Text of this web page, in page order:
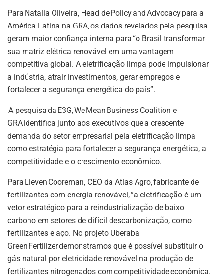
Para Natalia Oliveira, Head de Policy and Advocacy para a
América Latina na GRA, os dados revelados pela pesquisa
geram maior confiança interna para “o Brasil transformar
sua matriz elétrica renovável em uma vantagem
competitiva global. A eletrificação limpa pode impulsionar
a indústria, atrair investimentos, gerar empregos e
fortalecer a segurança energética do país”.
A pesquisa da E3G, We Mean Business Coalition e
GRA identifica junto aos executivos que a crescente
demanda do setor empresarial pela eletrificação limpa
como estratégia para fortalecer a segurança energética, a
competitividade e o crescimento econômico.
Para Lieven Cooreman, CEO da Atlas Agro, fabricante de
fertilizantes com energia renovável, ”a eletrificação é um
vetor estratégico para a reindustrialização de baixo
carbono em setores de difícil descarbonização, como
fertilizantes e aço. No projeto Uberaba
Green Fertilizer demonstramos que é possível substituir o
gás natural por eletricidade renovável na produção de
fertilizantes nitrogenados com competitividade econômica.